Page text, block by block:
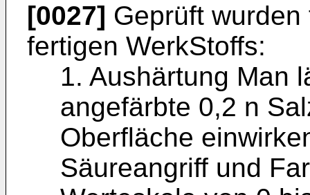
[0027] Geprüft
fertigen WerkStoffs:
1. Aushärtung Man
angefärbte 0,2 n
Oberfläche
Säureangriff und